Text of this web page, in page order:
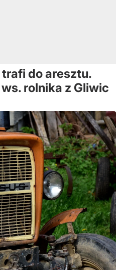
trafi do aresztu.
rolnika z Gliwic